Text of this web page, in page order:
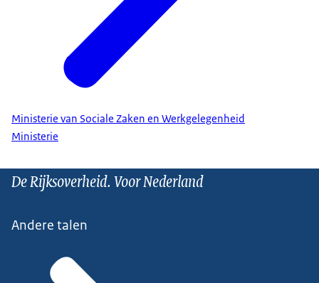
Ministerie van Sociale Zaken en Werkgelegenheid
Ministerie
De Rijksoverheid. Voor Nederland
Andere talen